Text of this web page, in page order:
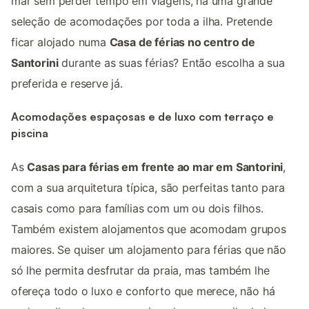
seleção de acomodações por toda a ilha. Pretende
ficar alojado numa Casa de férias no centro de
Santorinidurante as suas férias? Então escolha a sua
preferida e reserve já.
Acomodações espaçosas e de luxo com terraço e
piscina
AsCasas para férias em frente ao mar em Santorini,
com a sua arquitetura típica, são perfeitas tanto para
casais como para famílias com um ou dois filhos.
Também existem alojamentos que acomodam grupos
maiores. Se quiser um alojamento para férias que não
só lhe permita desfrutar da praia, mas também lhe
ofereça todo o luxo e conforto que merece, não há